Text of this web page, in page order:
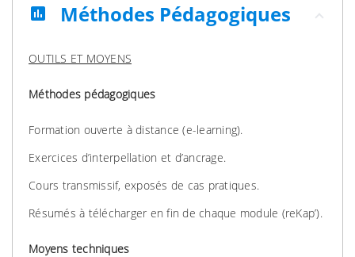
assessment Méthodes Pédagogiques
OUTILS ET MOYENS
Méthodes pédagogiques
Formation ouverte à distance (e-learning).
Exercices d’interpellation et d’ancrage.
Cours transmissif, exposés de cas pratiques.
Résumés à télécharger en fin de chaque module (reKap’).
Moyens techniques